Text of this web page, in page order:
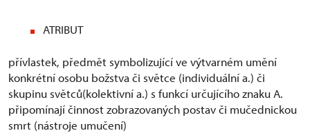
ATRIBUT
přívlastek, předmět symbolizující ve výtvarném umění
konkrétní osobu božstva či světce (individuální a.) či
skupinu světců(kolektivní a.) s funkcí určujícího znaku A.
připomínají činnost zobrazovaných postav či mučednickou
smrt (nástroje umučení)